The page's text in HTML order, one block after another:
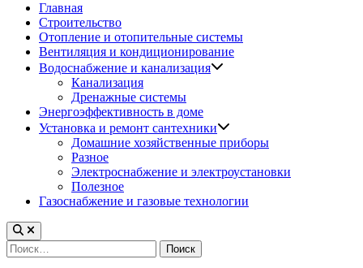
Главная
Строительство
Отопление и отопительные системы
Вентиляция и кондиционирование
Водоснабжение и канализация
Канализация
Дренажные системы
Энергоэффективность в доме
Установка и ремонт сантехники
Домашние хозяйственные приборы
Разное
Электроснабжение и электроустановки
Полезное
Газоснабжение и газовые технологии
Найти: